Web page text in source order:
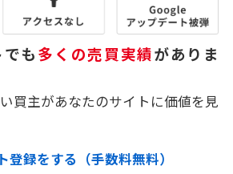
も多くの売買実績がありま
買主があなたのサイトに価値を見
登録をする（手数料無料）